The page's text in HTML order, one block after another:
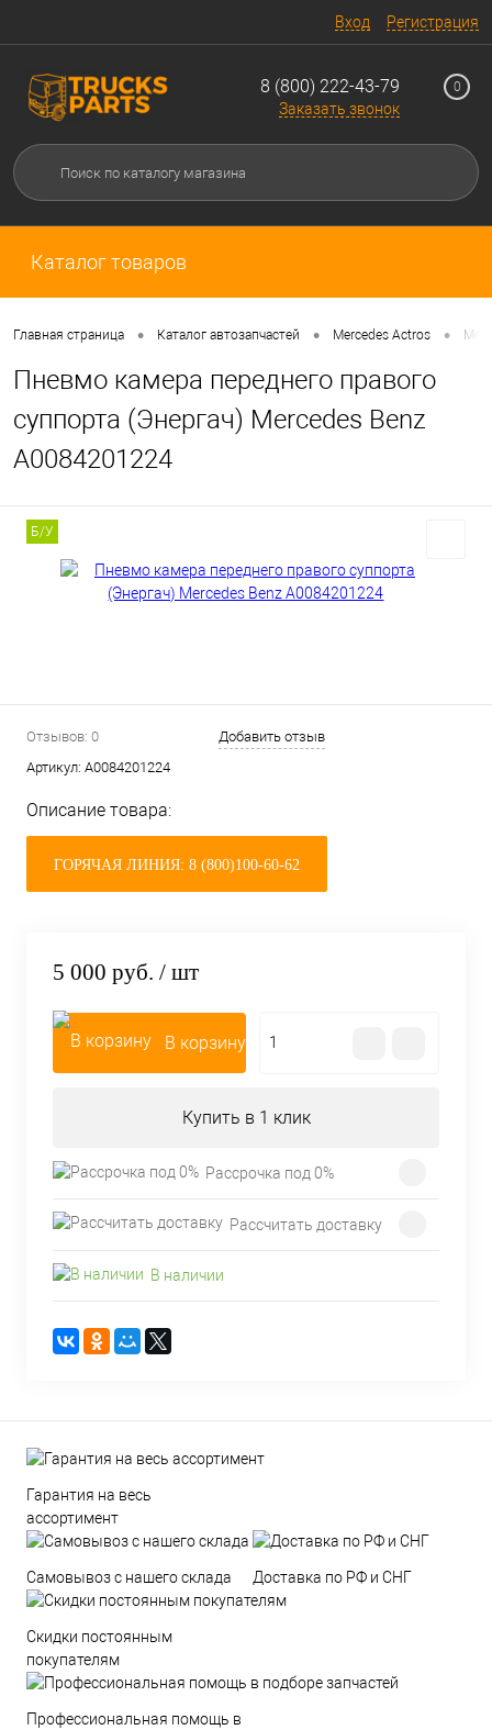
Вход Регистрация
8 (800) 222-43-79
Заказать звонок
0
Каталог товаров
Главная страница • Каталог автозапчастей • Mercedes Actros •
Пневмо камера переднего правого
суппорта (Энергач) Mercedes Benz
A0084201224
Б/У
Отзывов: 0
Добавить отзыв
Артикул: A0084201224
Описание товара:
ГОРЯЧАЯ ЛИНИЯ: 8 (800)100-60-62
5 000 руб. / шт
В корзину
Купить в 1 клик
Рассрочка под 0%
Рассчитать доставку
В наличии
Гарантия на весь
ассортимент
Самовывоз с нашего склада Доставка по РФ и СНГ
Скидки постоянным
покупателям
Профессиональная помощь в